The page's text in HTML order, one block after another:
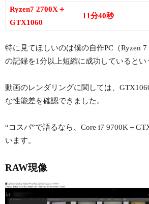
Ryzen7 2700X＋
GTX1060
11分40秒
特に見てほしいのは僕の自作PC（Ryzen 7
の記録を1分以上短縮に成功しているとい
動画のレンダリングに関しては、
な性能差を確認できました。
“コスパ”で語るなら、Core i7 9700K＋
います。
RAW現像